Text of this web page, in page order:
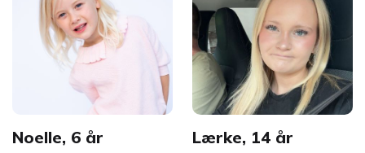
Noelle, 6 år Lærke, 14 år